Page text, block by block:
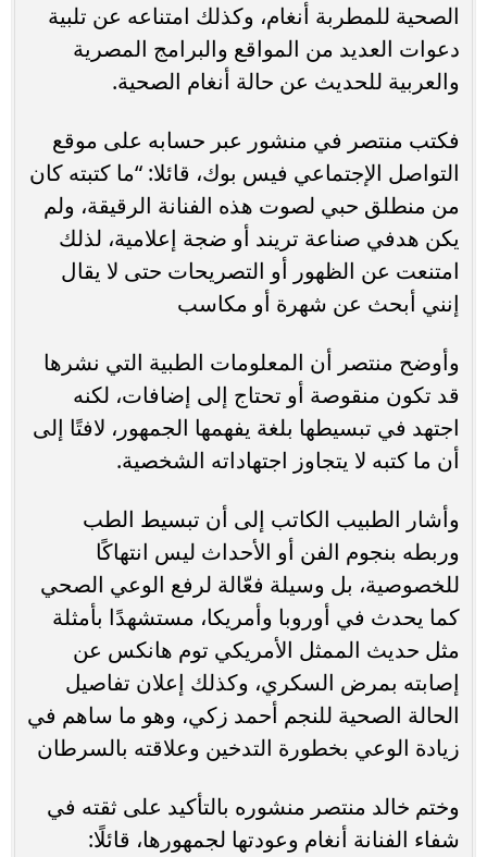
الصحية للمطربة أنغام، وكذلك امتناعه عن تلبية
دعوات العديد من المواقع والبرامج المصرية
والعربية للحديث عن حالة أنغام الصحية.
فكتب منتصر في منشور عبر حسابه على موقع
التواصل الإجتماعي فيس بوك، قائلا: “ما كتبته كان
من منطلق حبي لصوت هذه الفنانة الرقيقة، ولم
يكن هدفي صناعة تريند أو ضجة إعلامية، لذلك
امتنعت عن الظهور أو التصريحات حتى لا يقال
إنني أبحث عن شهرة أو مكاسب
وأوضح منتصر أن المعلومات الطبية التي نشرها
قد تكون منقوصة أو تحتاج إلى إضافات، لكنه
اجتهد في تبسيطها بلغة يفهمها الجمهور، لافتًا إلى
أن ما كتبه لا يتجاوز اجتهاداته الشخصية.
وأشار الطبيب الكاتب إلى أن تبسيط الطب
وربطه بنجوم الفن أو الأحداث ليس انتهاكًا
للخصوصية، بل وسيلة فعّالة لرفع الوعي الصحي
كما يحدث في أوروبا وأمريكا، مستشهدًا بأمثلة
مثل حديث الممثل الأمريكي توم هانكس عن
إصابته بمرض السكري، وكذلك إعلان تفاصيل
الحالة الصحية للنجم أحمد زكي، وهو ما ساهم في
زيادة الوعي بخطورة التدخين وعلاقته بالسرطان
وختم خالد منتصر منشوره بالتأكيد على ثقته في
شفاء الفنانة أنغام وعودتها لجمهورها، قائلًا: